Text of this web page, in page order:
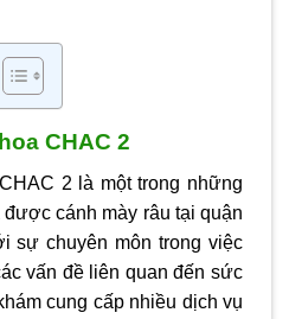
CHAC 2
2 là một trong những
cánh mày râu tại quận
sự chuyên môn trong việc
vấn đề liên quan đến sức
cung cấp nhiều dịch vụ